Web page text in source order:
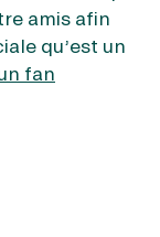
amis afin
qu’est un
fan